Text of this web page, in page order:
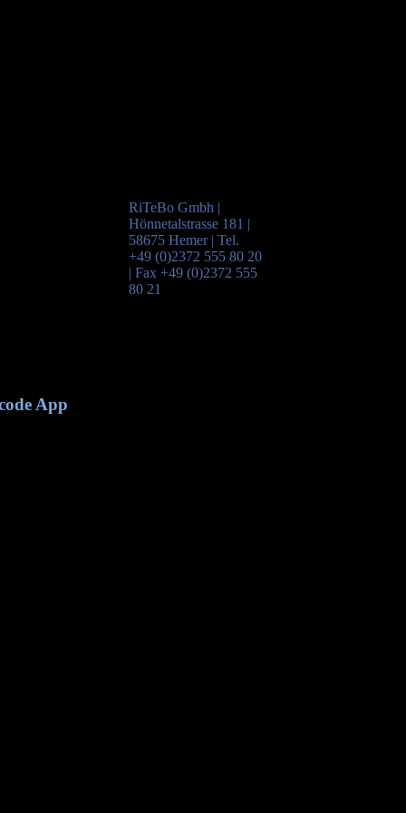
App
RiTeBo Gmbh |
Hönnetalstrasse 181 |
58675 Hemer | Tel.
+49 (0)2372 555 80 20
| Fax +49 (0)2372 555
80 21